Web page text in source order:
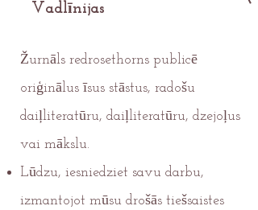
Vadlīnijas
Žurnāls redrosethorns publicē
oriģinālus īsus stāstus, radošu
daiļliteratūru, daiļliteratūru, dzejoļus
vai mākslu.
Lūdzu, iesniedziet savu darbu,
izmantojot mūsu drošās tiešsaistes